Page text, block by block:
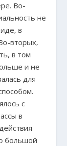
Во-
не
в
вторых,
в том
и не
для
с
в
большой